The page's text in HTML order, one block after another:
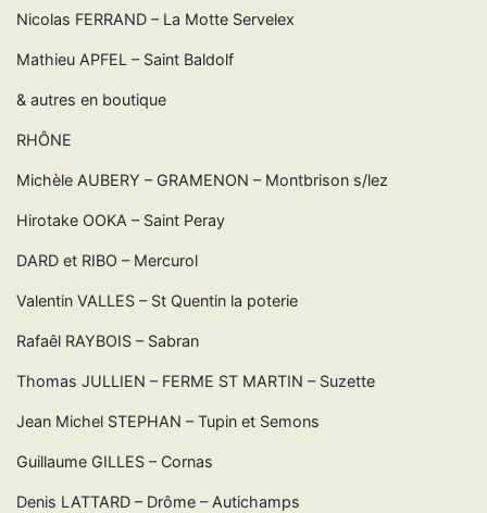
Nicolas FERRAND – La Motte Servelex
Mathieu APFEL – Saint Baldolf
& autres en boutique
RHÔNE
Michèle AUBERY – GRAMENON – Montbrison s/lez
Hirotake OOKA – Saint Peray
DARD et RIBO – Mercurol
Valentin VALLES – St Quentin la poterie
Rafaêl RAYBOIS – Sabran
Thomas JULLIEN – FERME ST MARTIN – Suzette
Jean Michel STEPHAN – Tupin et Semons
Guillaume GILLES – Cornas
Denis LATTARD – Drôme – Autichamps